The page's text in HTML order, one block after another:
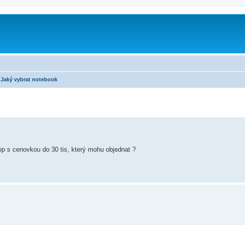
Jaký vybrat notebook
s cenovkou do 30 tis, který mohu objednat ?